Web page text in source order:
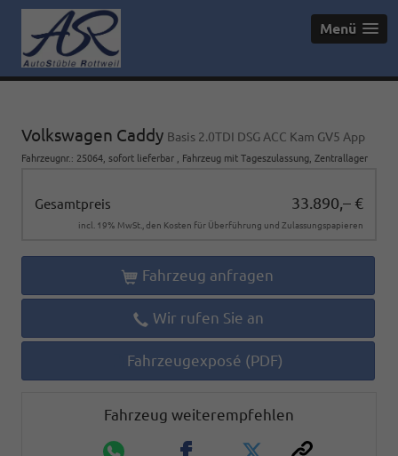
Menü
Volkswagen Caddy Basis 2.0TDI DSG ACC Kam GV5 App
Fahrzeugnr. : 25064 sofort lieferbar Fahrzeug mit Tageszulassung , Zentrallager
Gesamtpreis 33.890,– €
incl. 19% MwSt., den Kosten für Überführung und Zulassungspapieren
Fahrzeug anfragen
Wir rufen Sie an
Fahrzeugexposé (PDF)
Fahrzeug weiterempfehlen